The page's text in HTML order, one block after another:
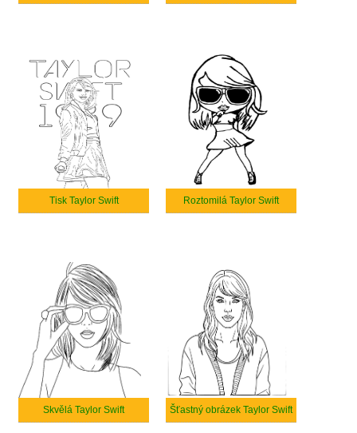
Tisk Taylor Swift Roztomilá Taylor Swift
Skvělá Taylor Swift Šťastný obrázek Taylor Swift